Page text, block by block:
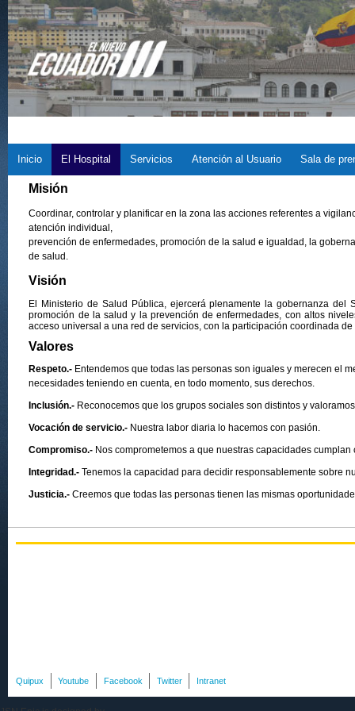
Inicio El Hospital Servicios Atención al Usuario Sala de
Misión
Coordinar, controlar y planificar en la zona las acciones referentes a
atención individual,
prevención de enfermedades, promoción de la salud e igualdad, la
de salud.
Visión
El Ministerio de Salud Pública, ejercerá plenamente la gobernanza
promoción de la salud y la prevención de enfermedades, con altos
acceso universal a una red de servicios, con la participación coordinada
Valores
Respeto.- Entendemos que todas las personas son iguales y merecen el
necesidades teniendo en cuenta, en todo momento, sus derechos.
Inclusión.- Reconocemos que los grupos sociales son distintos y
Vocación de servicio.- Nuestra labor diaria lo hacemos con pasión.
Compromiso.- Nos comprometemos a que nuestras capacidades
Integridad.- Tenemos la capacidad para decidir responsablemente sobre
Justicia.- Creemos que todas las personas tienen las mismas
Quipux Youtube Facebook Twitter Intranet